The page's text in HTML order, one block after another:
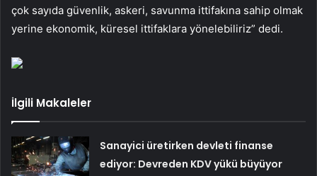
çok sayıda güvenlik, askeri, savunma ittifakına sahip olmak
yerine ekonomik, küresel ittifaklara yönelebiliriz” dedi.
İlgili Makaleler
Sanayici üretirken devleti finanse
ediyor: Devreden KDV yükü büyüyor